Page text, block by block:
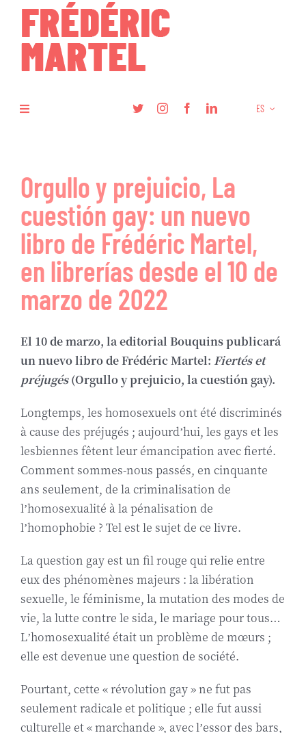
content
Toggle
Investigación
Artículos
Podcasts
Contact
ES
Orgullo y prejuicio, La
cuestión gay: un nuevo
libro de Frédéric Martel,
en librerías desde el 10 de
marzo de 2022
El 10 de marzo, la editorial Bouquins publicará
un nuevo libro de Frédéric Martel: Fiertés et
préjugés(Orgullo y prejuicio, la cuestión gay).
Longtemps, les homosexuels ont été discriminés
à cause des préjugés ; aujourd’hui, les gays et les
lesbiennes fêtent leur émancipation avec fierté.
Comment sommes-nous passés, en cinquante
ans seulement, de la criminalisation de
l’homosexualité à la pénalisation de
l’homophobie ? Tel est le sujet de ce livre.
La question gay est un fil rouge qui relie entre
eux des phénomènes majeurs : la libération
sexuelle, le féminisme, la mutation des modes de
vie, la lutte contre le sida, le mariage pour tous…
L’homosexualité était un problème de mœurs ;
elle est devenue une question de société.
Pourtant, cette « révolution gay » ne fut pas
seulement radicale et politique ; elle fut aussi
culturelle et « marchande », avec l’essor des bars,